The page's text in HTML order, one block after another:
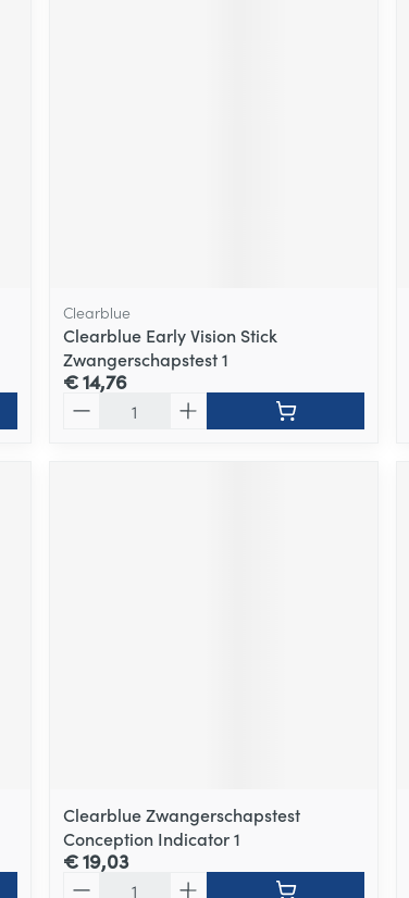
Clearblue
Clearblue Early Vision Stick
Zwangerschapstest 1
€ 14,76
Clearblue Zwangerschapstest
Conception Indicator 1
€ 19,03